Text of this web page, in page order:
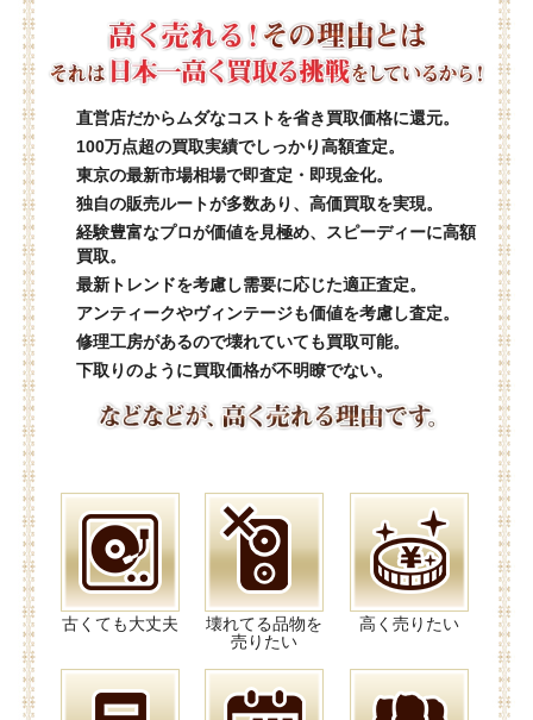
直営店だからムダなコストを省き買取価格に還元。
100万点超の買取実績でしっかり高額査定。
東京の最新市場相場で即査定・即現金化。
独自の販売ルートが多数あり、高価買取を実現。
経験豊富なプロが価値を見極め、スピーディーに高額
買取。
最新トレンドを考慮し需要に応じた適正査定。
アンティークやヴィンテージも価値を考慮し査定。
修理工房があるので壊れていても買取可能。
下取りのように買取価格が不明瞭でない。
古くても大丈夫
壊れてる品物を
売りたい
高く売りたい